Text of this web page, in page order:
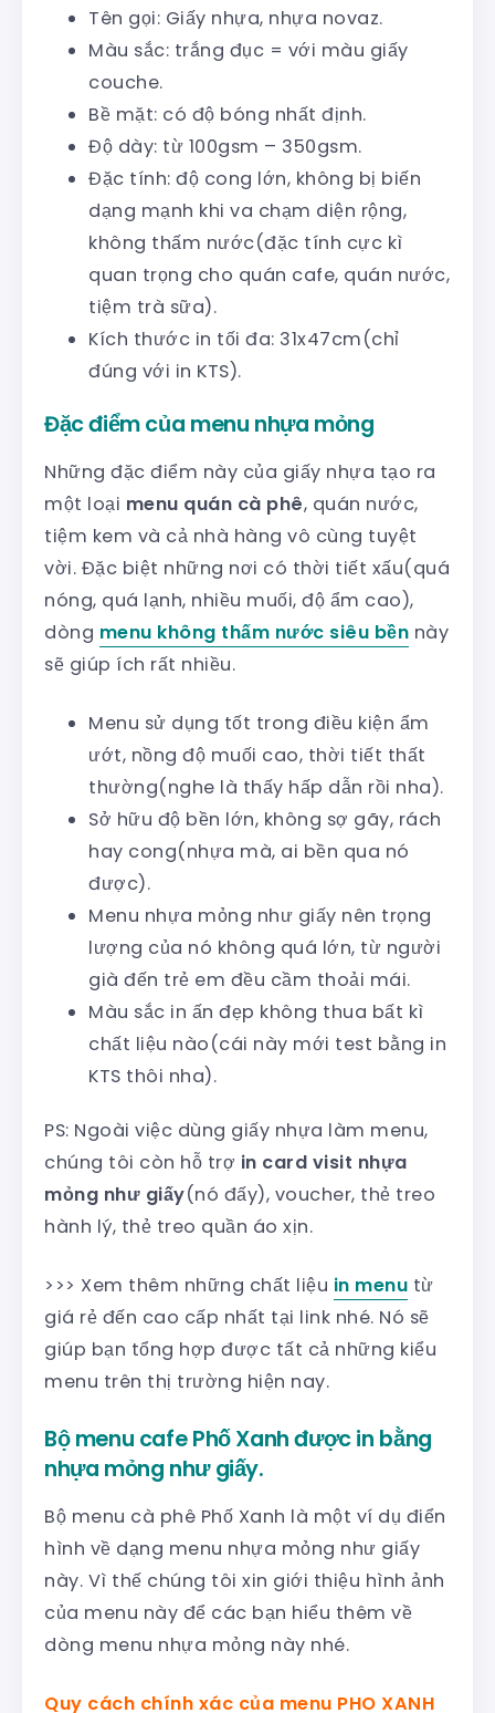
Tên gọi: Giấy nhựa, nhựa novaz.
Màu sắc: trắng đục = với màu giấy
couche.
Bề mặt: có độ bóng nhất định.
Độ dày: từ 100gsm – 350gsm.
Đặc tính: độ cong lớn, không bị biến
dạng mạnh khi va chạm diện rộng,
không thấm nước(đặc tính cực kì
quan trọng cho quán cafe, quán nước,
tiệm trà sữa).
Kích thước in tối đa: 31x47cm(chỉ
đúng với in KTS).
Đặc điểm của menu nhựa mỏng
Những đặc điểm này của giấy nhựa tạo ra
một loại menu quán cà phê, quán nước,
tiệm kem và cả nhà hàng vô cùng tuyệt
vời. Đặc biệt những nơi có thời tiết xấu(quá
nóng, quá lạnh, nhiều muối, độ ẩm cao),
dòng menu không thấm nước siêu bền này
sẽ giúp ích rất nhiều.
Menu sử dụng tốt trong điều kiện ẩm
ướt, nồng độ muối cao, thời tiết thất
thường(nghe là thấy hấp dẫn rồi nha).
Sở hữu độ bền lớn, không sợ gãy, rách
hay cong(nhựa mà, ai bền qua nó
được).
Menu nhựa mỏng như giấy nên trọng
lượng của nó không quá lớn, từ người
già đến trẻ em đều cầm thoải mái.
Màu sắc in ấn đẹp không thua bất kì
chất liệu nào(cái này mới test bằng in
KTS thôi nha).
PS: Ngoài việc dùng giấy nhựa làm menu,
chúng tôi còn hỗ trợ in card visit nhựa
mỏng như giấy(nó đấy), voucher, thẻ treo
hành lý, thẻ treo quần áo xịn.
>>> Xem thêm những chất liệu in menu từ
giá rẻ đến cao cấp nhất tại link nhé. Nó sẽ
giúp bạn tổng hợp được tất cả những kiểu
menu trên thị trường hiện nay.
Bộ menu cafe Phố Xanh được in bằng
nhựa mỏng như giấy.
Bộ menu cà phê Phố Xanh là một ví dụ điển
hình về dạng menu nhựa mỏng như giấy
này. Vì thế chúng tôi xin giới thiệu hình ảnh
của menu này để các bạn hiểu thêm về
dòng menu nhựa mỏng này nhé.
Quy cách chính xác của menu PHO XANH